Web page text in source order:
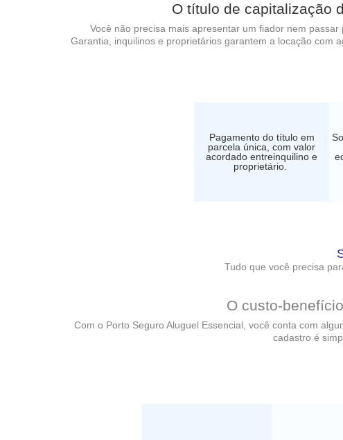
O título de capitalização
Você não precisa mais apresentar um fiador nem passar
Garantia, inquilinos e proprietários garantem a locação com
Pagamento do título em
parcela única, com valor
acordado entreinquilino e
proprietário.
Tudo que você precisa
O custo-
Com o Porto Seguro Aluguel Essencial, você conta com
cadastro é